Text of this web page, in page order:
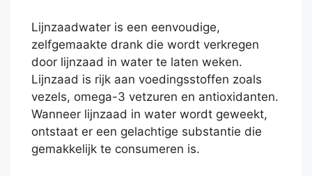
Lijnzaadwater is een eenvoudige,
zelfgemaakte drank die wordt verkregen
door lijnzaad in water te laten weken.
Lijnzaad is rijk aan voedingsstoffen zoals
vezels, omega-3 vetzuren en antioxidanten.
Wanneer lijnzaad in water wordt geweekt,
ontstaat er een gelachtige substantie die
gemakkelijk te consumeren is.